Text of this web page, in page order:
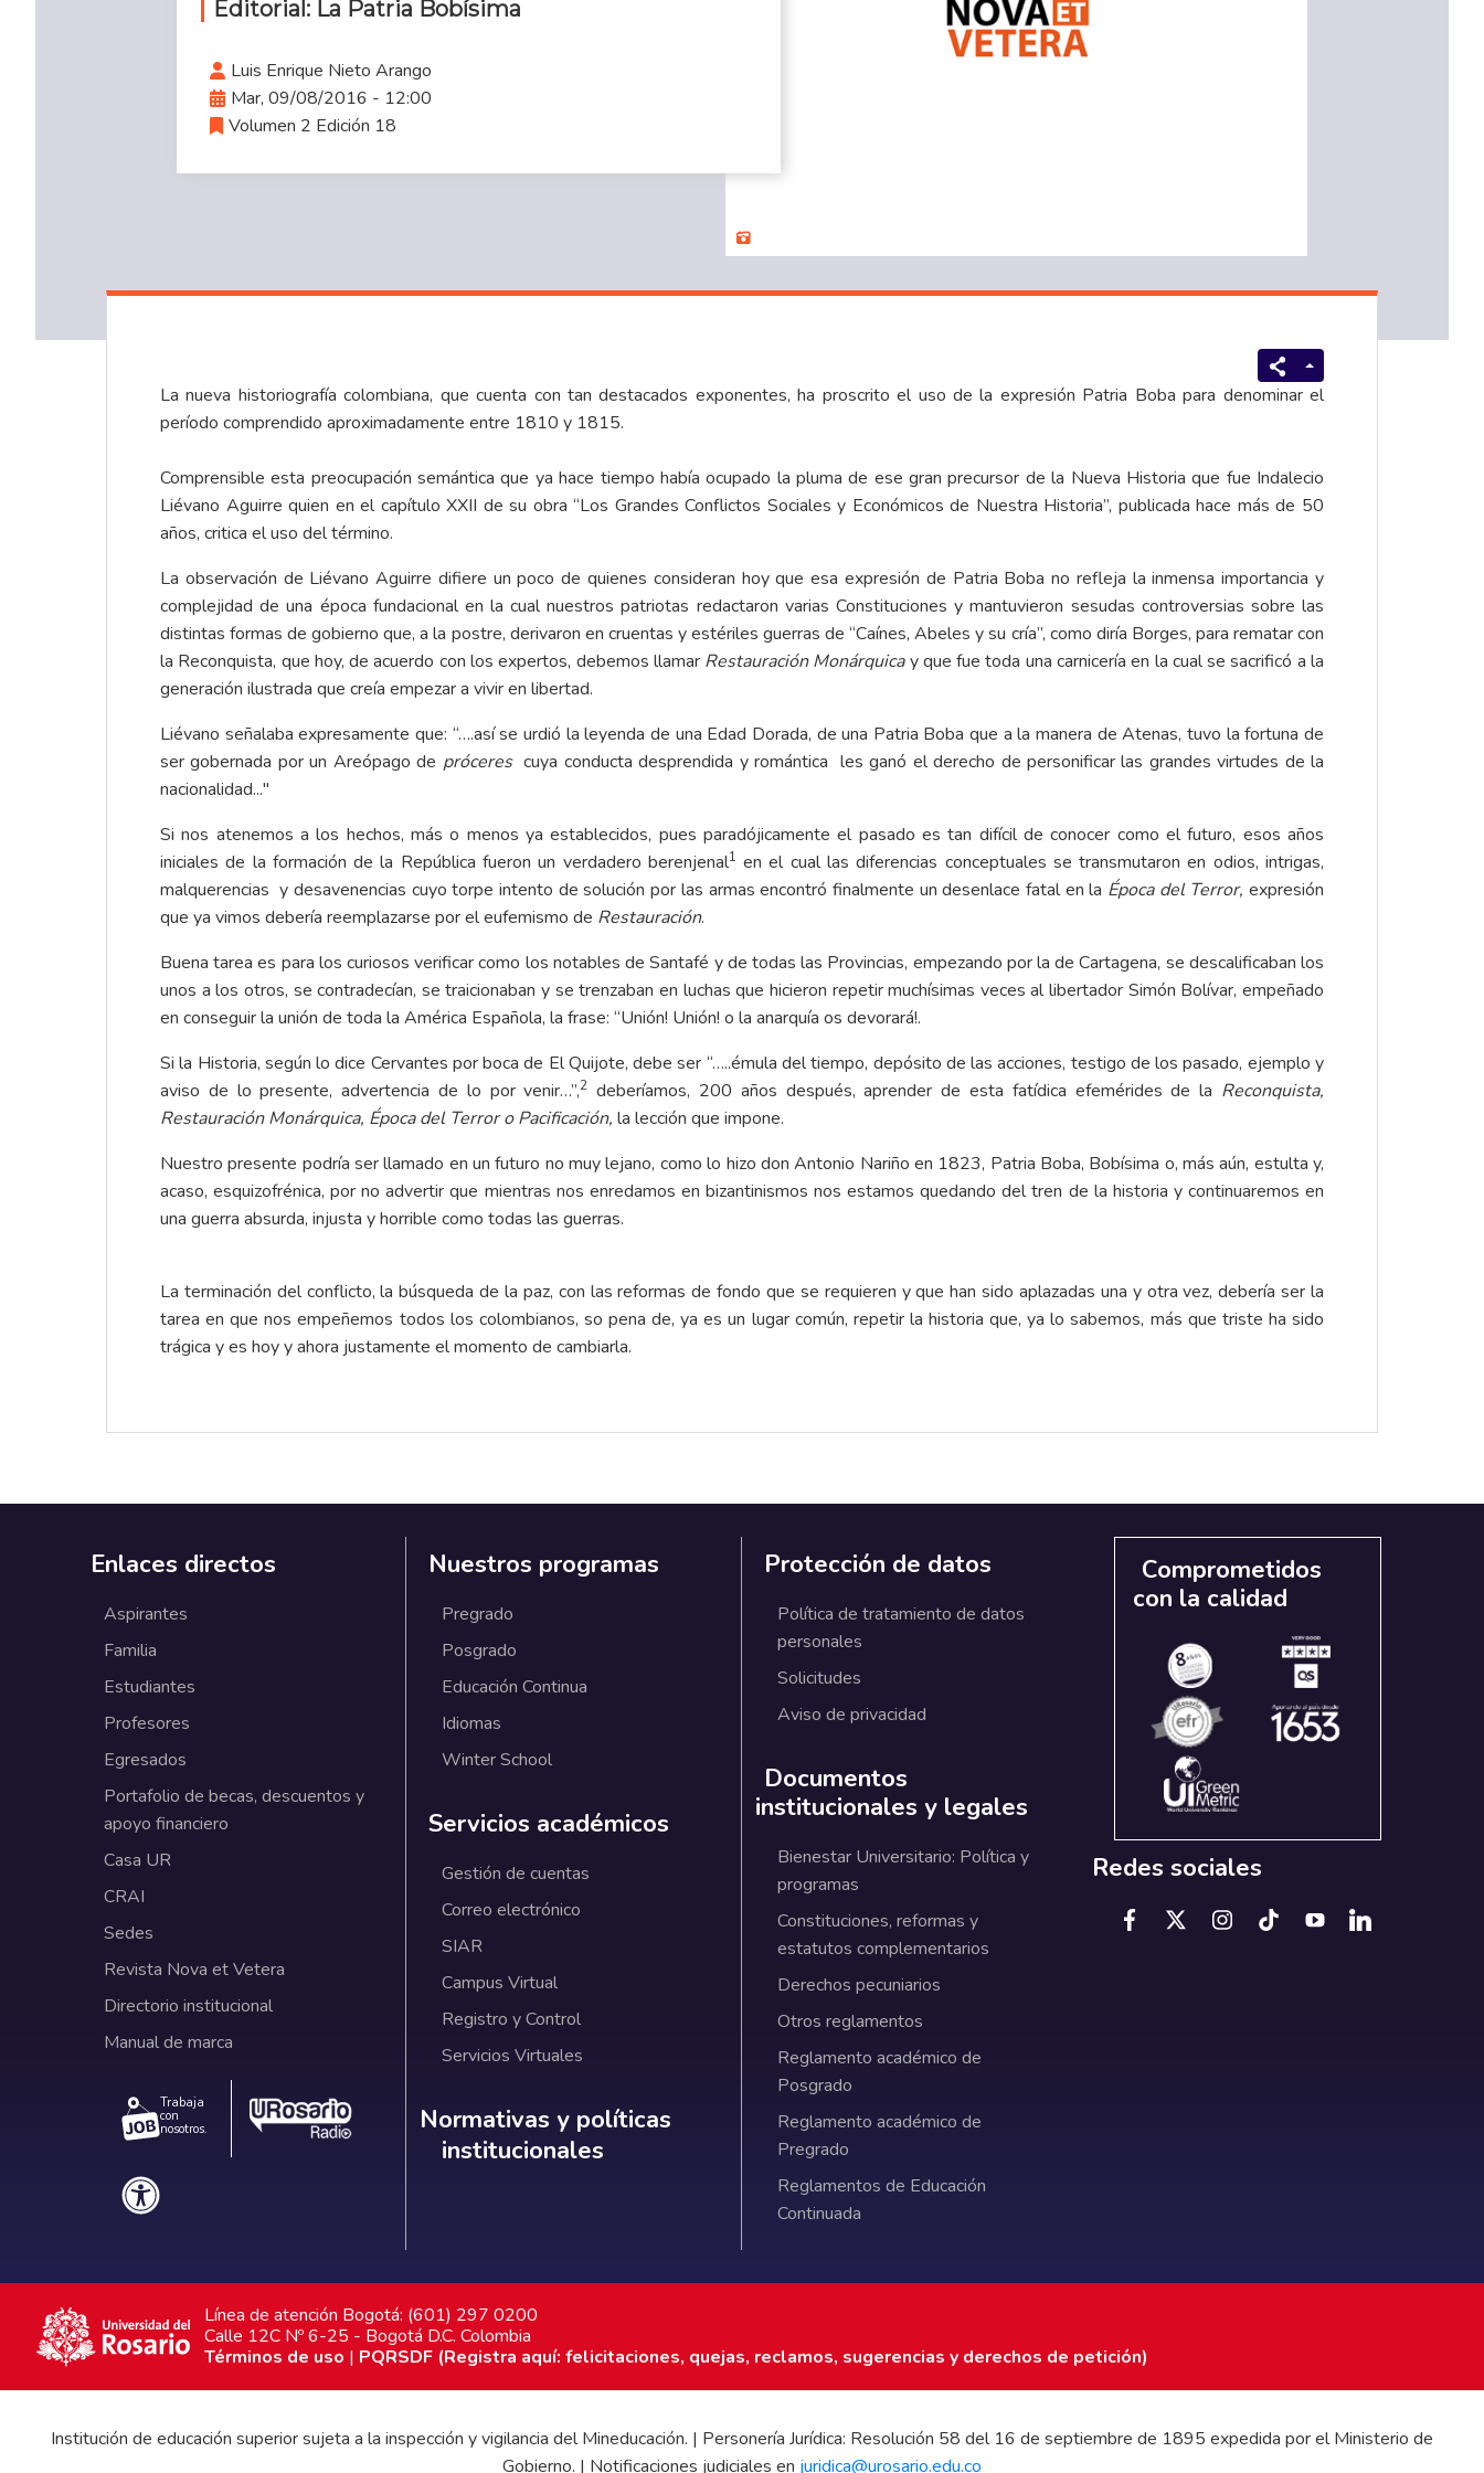
Editorial: La Patria Bobísima
Luis Enrique Nieto Arango
Mar, 09/08/2016 - 12:00
Volumen 2 Edición 18
La nueva historiografía colombiana, que cuenta con tan destacados exponentes, ha proscrito el uso de la expresión Patria Boba para denominar el
período comprendido aproximadamente entre 1810 y 1815.
Comprensible esta preocupación semántica que ya hace tiempo había ocupado la pluma de ese gran precursor de la Nueva Historia que fue Indalecio
Liévano Aguirre quien en el capítulo XXII de su obra “Los Grandes Conflictos Sociales y Económicos de Nuestra Historia”, publicada hace más de 50
años, critica el uso del término.
La observación de Liévano Aguirre difiere un poco de quienes consideran hoy que esa expresión de Patria Boba no refleja la inmensa importancia y
complejidad de una época fundacional en la cual nuestros patriotas redactaron varias Constituciones y mantuvieron sesudas controversias sobre las
distintas formas de gobierno que, a la postre, derivaron en cruentas y estériles guerras de “Caínes, Abeles y su cría”, como diría Borges, para rematar con
la Reconquista, que hoy, de acuerdo con los expertos, debemos llamar Restauración Monárquicay que fue toda una carnicería en la cual se sacrificó a la
generación ilustrada que creía empezar a vivir en libertad.
Liévano señalaba expresamente que: “….así se urdió la leyenda de una Edad Dorada, de una Patria Boba que a la manera de Atenas, tuvo la fortuna de
ser gobernada por un Areópago de próceres cuya conducta desprendida y romántica les ganó el derecho de personificar las grandes virtudes de la
nacionalidad..."
Si nos atenemos a los hechos, más o menos ya establecidos, pues paradójicamente el pasado es tan difícil de conocer como el futuro, esos años
iniciales de la formación de la República fueron un verdadero berenjenal1 en el cual las diferencias conceptuales se transmutaron en odios, intrigas,
malquerencias y desavenencias cuyo torpe intento de solución por las armas encontró finalmente un desenlace fatal en la Época del Terror,expresión
que ya vimos debería reemplazarse por el eufemismo de Restauración.
Buena tarea es para los curiosos verificar como los notables de Santafé y de todas las Provincias, empezando por la de Cartagena, se descalificaban los
unos a los otros, se contradecían, se traicionaban y se trenzaban en luchas que hicieron repetir muchísimas veces al libertador Simón Bolívar, empeñado
en conseguir la unión de toda la América Española, la frase: “Unión! Unión! o la anarquía os devorará!.
Si la Historia, según lo dice Cervantes por boca de El Quijote, debe ser “…..émula del tiempo, depósito de las acciones, testigo de los pasado, ejemplo y
aviso de lo presente, advertencia de lo por venir…”,2 deberíamos, 200 años después, aprender de esta fatídica efemérides de la Reconquista,
Restauración Monárquica, Época del Terror o Pacificación, la lección que impone.
Nuestro presente podría ser llamado en un futuro no muy lejano, como lo hizo don Antonio Nariño en 1823, Patria Boba, Bobísima o, más aún, estulta y,
acaso, esquizofrénica, por no advertir que mientras nos enredamos en bizantinismos nos estamos quedando del tren de la historia y continuaremos en
una guerra absurda, injusta y horrible como todas las guerras.
La terminación del conflicto, la búsqueda de la paz, con las reformas de fondo que se requieren y que han sido aplazadas una y otra vez, debería ser la
tarea en que nos empeñemos todos los colombianos, so pena de, ya es un lugar común, repetir la historia que, ya lo sabemos, más que triste ha sido
trágica y es hoy y ahora justamente el momento de cambiarla.
Enlaces directos
Aspirantes
Familia
Estudiantes
Profesores
Egresados
Portafolio de becas, descuentos y
apoyo financiero
Casa UR
CRAI
Sedes
Revista Nova et Vetera
Directorio institucional
Manual de marca
Trabaja
con
nosotros.
Nuestros programas
Pregrado
Posgrado
Educación Continua
Idiomas
Winter School
Servicios académicos
Gestión de cuentas
Correo electrónico
SIAR
Campus Virtual
Registro y Control
Servicios Virtuales
Normativas y políticas institucionales
Normativas y políticas
institucionales
Protección de datos
Política de tratamiento de datos
personales
Solicitudes
Aviso de privacidad
Documentos
institucionales y legales
Bienestar Universitario: Política y
programas
Constituciones, reformas y
estatutos complementarios
Derechos pecuniarios
Otros reglamentos
Reglamento académico de
Posgrado
Reglamento académico de
Pregrado
Reglamentos de Educación
Continuada
Comprometidos
con la calidad
Redes sociales
Línea de atención Bogotá: (601) 297 0200
Calle 12C Nº 6-25 - Bogotá D.C. Colombia
Términos de uso | PQRSDF (Registra aquí: felicitaciones, quejas, reclamos, sugerencias y derechos de petición)
Institución de educación superior sujeta a la inspección y vigilancia del Mineducación. | Personería Jurídica: Resolución 58 del 16 de septiembre de 1895 expedida por el Ministerio de
Gobierno. | Notificaciones judiciales en juridica@urosario.edu.co